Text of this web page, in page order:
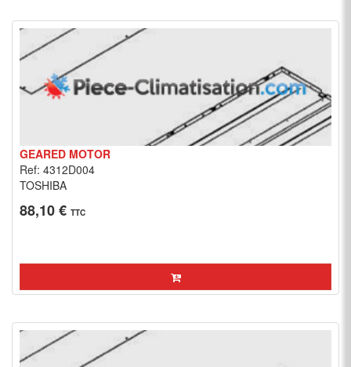
GEARED MOTOR
Ref: 4312D004
TOSHIBA
88,10 € TTC